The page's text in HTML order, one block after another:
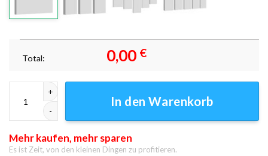
Total: 0,00 €
In den Warenkorb
Mehr kaufen, mehr sparen
Es ist Zeit, von den kleinen Dingen zu profitieren.